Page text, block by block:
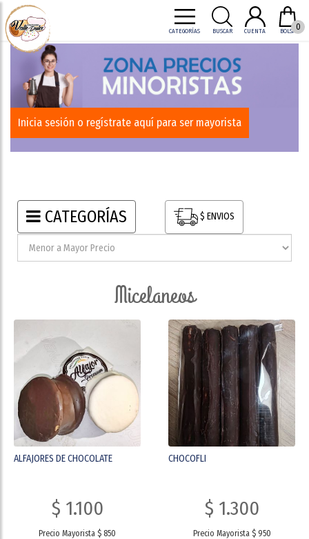
BOLSA 0
CUENTA
BUSCAR
CATEGORÍAS
Inicia sesión o regístrate aquí para ser mayorista
CATEGORÍAS $ ENVIOS
micelaneos
ALFAJORES DE CHOCOLATE
$ 1.100
Precio Mayorista $ 850
CHOCOFLI
$ 1.300
Precio Mayorista $ 950